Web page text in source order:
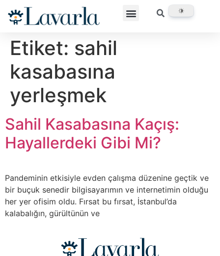
Etiket: sahil
kasabasına
yerleşmek
Sahil Kasabasına Kaçış:
Hayallerdeki Gibi Mi?
Pandeminin etkisiyle evden çalışma düzenine geçtik ve
bir buçuk senedir bilgisayarımın ve internetimin olduğu
her yer ofisim oldu. Fırsat bu fırsat, İstanbul’da
kalabalığın, gürültünün ve